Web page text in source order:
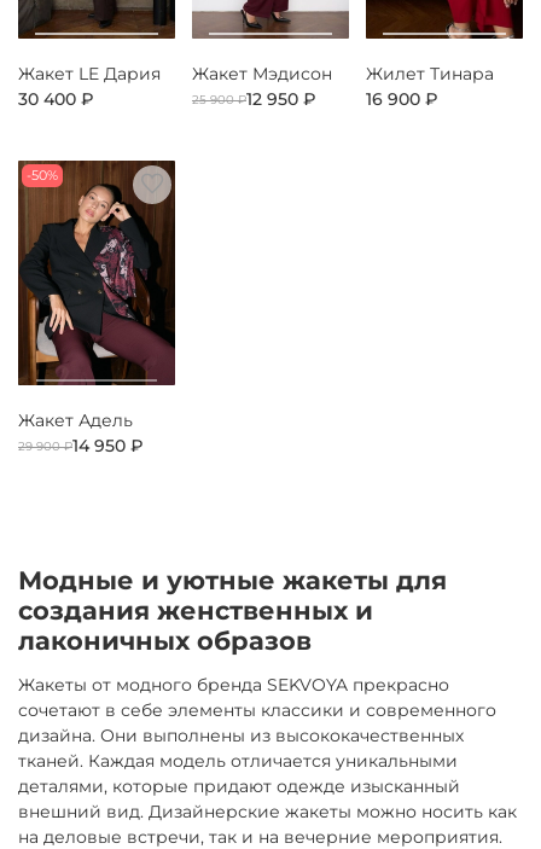
Жакет LE Дария
30 400 ₽
Жакет Мэдисон
25 900 ₽12 950 ₽
Жилет Тинара
16 900 ₽
-50%
Жакет Адель
29 900 ₽14 950 ₽
Модные и уютные жакеты для
создания женственных и
лаконичных образов
Жакеты от модного бренда SEKVOYA прекрасно
сочетают в себе элементы классики и современного
дизайна. Они выполнены из высококачественных
тканей. Каждая модель отличается уникальными
деталями, которые придают одежде изысканный
внешний вид. Дизайнерские жакеты можно носить как
на деловые встречи, так и на вечерние мероприятия.